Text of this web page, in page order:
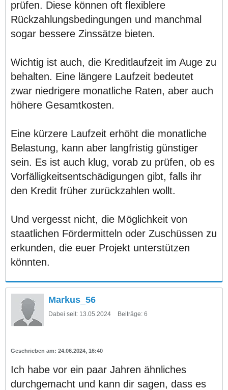
prüfen. Diese können oft flexiblere
Rückzahlungsbedingungen und manchmal
sogar bessere Zinssätze bieten.
Wichtig ist auch, die Kreditlaufzeit im Auge zu
behalten. Eine längere Laufzeit bedeutet
zwar niedrigere monatliche Raten, aber auch
höhere Gesamtkosten.
Eine kürzere Laufzeit erhöht die monatliche
Belastung, kann aber langfristig günstiger
sein. Es ist auch klug, vorab zu prüfen, ob es
Vorfälligkeitsentschädigungen gibt, falls ihr
den Kredit früher zurückzahlen wollt.
Und vergesst nicht, die Möglichkeit von
staatlichen Fördermitteln oder Zuschüssen zu
erkunden, die euer Projekt unterstützen
könnten.
Markus_56
Dabei seit: 13.05.2024 Beiträge: 6
24.06.2024, 16:40
Ich habe vor ein paar Jahren ähnliches
durchgemacht und kann dir sagen, dass es